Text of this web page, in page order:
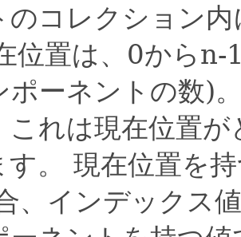
のコレクション
位置は、0からn-
ポーネントの数)
これは現在位置
。
現在位置を
、インデックス